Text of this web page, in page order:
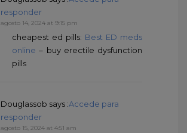
responder
agosto 14, 2024 at 9:15 pm
cheapest ed pills: Best ED meds
online – buy erectile dysfunction
pills
Douglassob says :Accede para
responder
agosto 15, 2024 at 4:51 am